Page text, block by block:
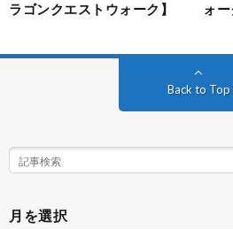
ラゴンクエストウォーク】
ォー
Back to Top
月を選択